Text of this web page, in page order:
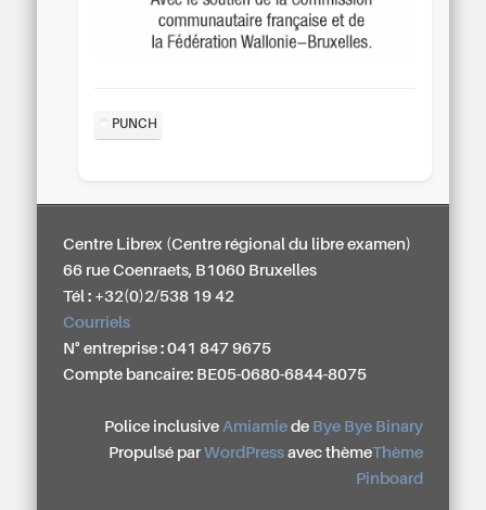
PUNCH
Centre Librex (Centre régional du libre examen)
66 rue Coenraets, B1060 Bruxelles
Tél : +32(0)2/538 19 42
Courriels
N° entreprise : 041 847 9675
Compte bancaire: BE05-0680-6844-8075
Police inclusive Amiamiede Bye Bye Binary
Propulsé par WordPressavec thèmeThème
Pinboard